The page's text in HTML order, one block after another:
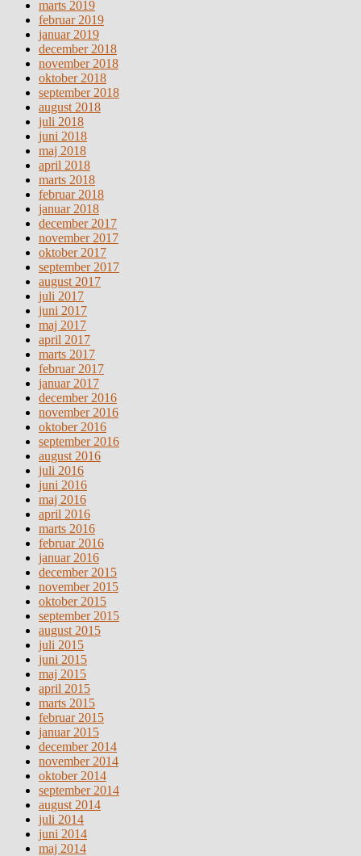
marts 2019
februar 2019
januar 2019
december 2018
november 2018
oktober 2018
september 2018
august 2018
juli 2018
juni 2018
maj 2018
april 2018
marts 2018
februar 2018
januar 2018
december 2017
november 2017
oktober 2017
september 2017
august 2017
juli 2017
juni 2017
maj 2017
april 2017
marts 2017
februar 2017
januar 2017
december 2016
november 2016
oktober 2016
september 2016
august 2016
juli 2016
juni 2016
maj 2016
april 2016
marts 2016
februar 2016
januar 2016
december 2015
november 2015
oktober 2015
september 2015
august 2015
juli 2015
juni 2015
maj 2015
april 2015
marts 2015
februar 2015
januar 2015
december 2014
november 2014
oktober 2014
september 2014
august 2014
juli 2014
juni 2014
maj 2014